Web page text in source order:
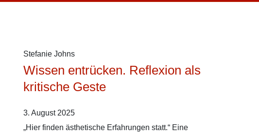
Stefanie Johns
Wissen entrücken. Reflexion als
kritische Geste
3. August 2025
„Hier finden ästhetische Erfahrungen statt.“ Eine